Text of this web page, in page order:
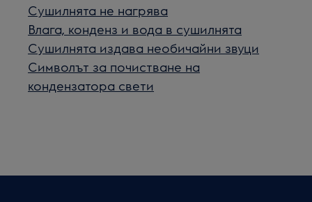
Сушилнята не нагрява
Влага, конденз и вода в сушилнята
Сушилнята издава необичайни звуци
Символът за почистване на
кондензатора свети